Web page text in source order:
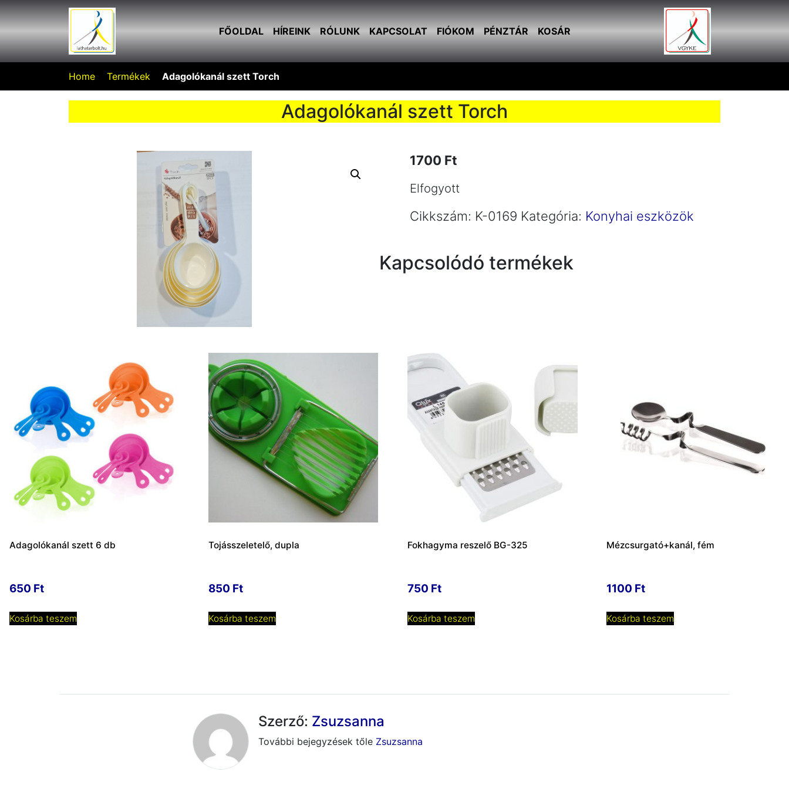
FŐOLDAL HÍREINK RÓLUNK KAPCSOLAT FIÓKOM PÉNZTÁR KOSÁR
Home Termékek Adagolókanál szett Torch
Adagolókanál szett Torch
1700 Ft
Elfogyott
Cikkszám: K-0169 Kategória: Konyhai eszközök
Kapcsolódó termékek
Adagolókanál szett 6 db
650 Ft
Kosárba teszem
Tojásszeletelő, dupla
850 Ft
Kosárba teszem
Fokhagyma reszelő BG-325
750 Ft
Kosárba teszem
Mézcsurgató+kanál, fém
1100 Ft
Kosárba teszem
Szerző: Zsuzsanna
További bejegyzések tőle Zsuzsanna